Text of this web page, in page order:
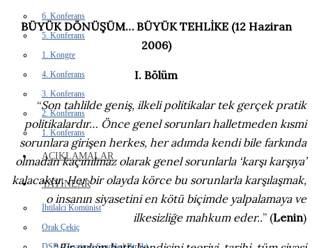
6. Konferans
5. Konferans
1. Kongre
4. Konferans
3. Konferans
2. Konferans
1. Konferans
AÇIKLAMALAR
YAYINLAR
İhtilalci Komünist
Orak Çekiç
BÜYÜK DÖNÜŞÜM… BÜYÜK TEHLİKE (12 Haziran
2006)
I. Bölüm
“Son tahlilde geniş, ilkeli politikalar tek gerçek pratik
politikalardır… Önce genel sorunları halletmeden kısmi
sorunlara girişen herkes, her adımda kendi bile farkında
olmadan kaçınılmaz olarak genel sorunlarla ‘karşı karşıya’
kalacaktır. Her bir olayda körce bu sorunlarla karşılaşmak,
o insanın siyasetini en kötü biçimde yalpalamaya ve
ilkesizliğe mahkum eder..” (Lenin)